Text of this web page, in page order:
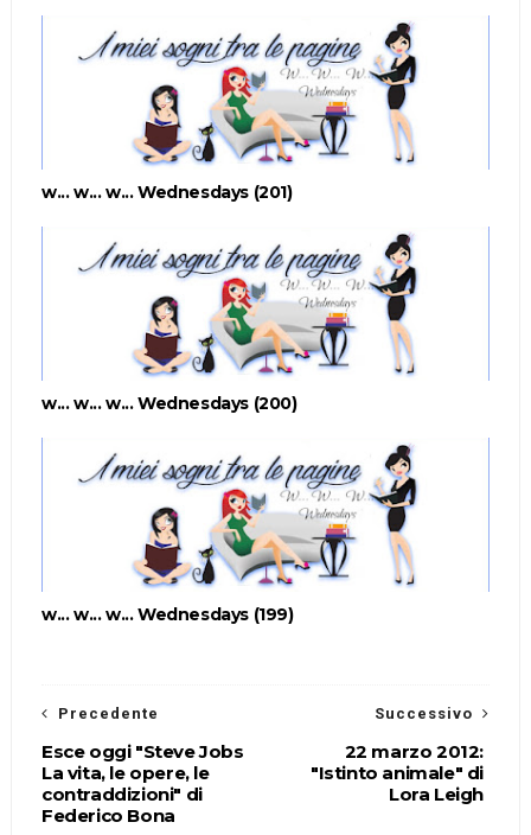
w... w... w... Wednesdays (201)
w... w... w... Wednesdays (200)
w... w... w... Wednesdays (199)
Successivo
22 marzo 2012:
"Istinto animale" di
Lora Leigh
Precedente
Esce oggi "Steve Jobs
La vita, le opere, le
contraddizioni" di
Federico Bona